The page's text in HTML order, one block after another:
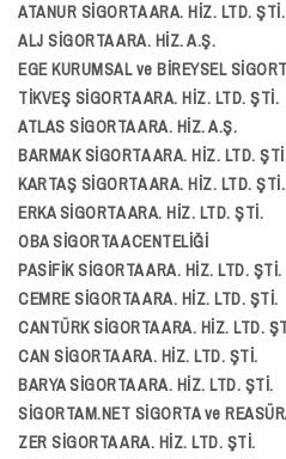
ATANUR SİGORTA ARA. HİZ. LTD. ŞTİ.
ALJ SİGORTA ARA. HİZ. A.Ş.
EGE KURUMSAL ve BİREYSEL
TİKVEŞ SİGORTA ARA. HİZ. LTD. ŞTİ.
ATLAS SİGORTA ARA. HİZ. A.Ş.
BARMAK SİGORTA ARA. HİZ. LTD.
KARTAŞ SİGORTA ARA. HİZ. LTD. ŞTİ.
ERKA SİGORTA ARA. HİZ. LTD. ŞTİ.
OBA SİGORTA ACENTELİĞİ
PASİFİK SİGORTA ARA. HİZ. LTD. ŞTİ.
CEMRE SİGORTA ARA. HİZ. LTD. ŞTİ.
CANTÜRK SİGORTA ARA. HİZ. LTD.
CAN SİGORTA ARA. HİZ. LTD. ŞTİ.
BARYA SİGORTA ARA. HİZ. LTD. ŞTİ.
SİGORTAM.NET SİGORTA ve
ZER SİGORTA ARA. HİZ. LTD. ŞTİ.